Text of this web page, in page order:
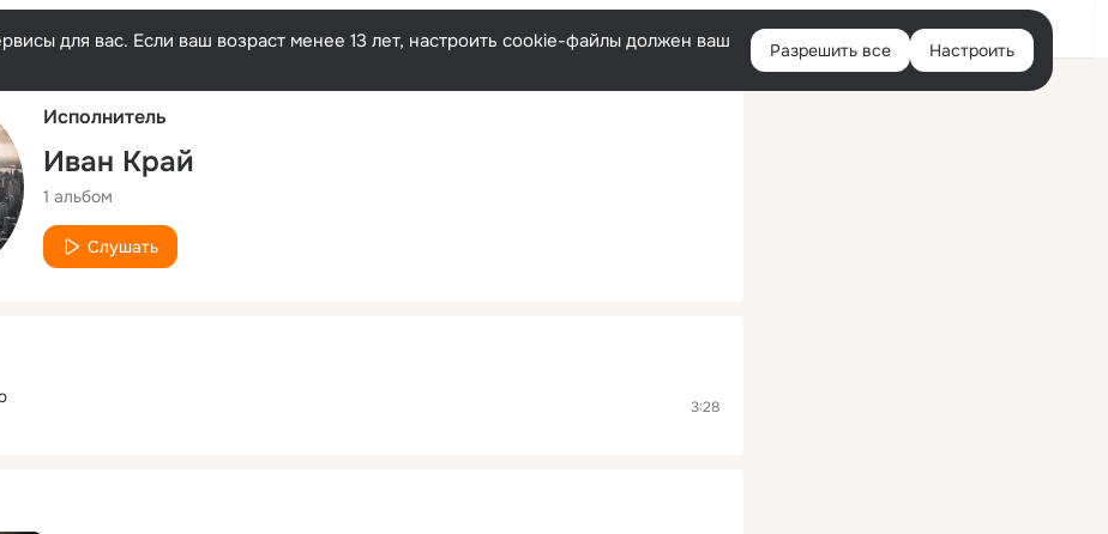
Русский Войти
для вас. Если ваш возраст менее 13 лет, настроить cookie-файлы должен ваш
Разрешить все Настроить
Исполнитель
Иван Край
1 альбом
Слушать
3:28